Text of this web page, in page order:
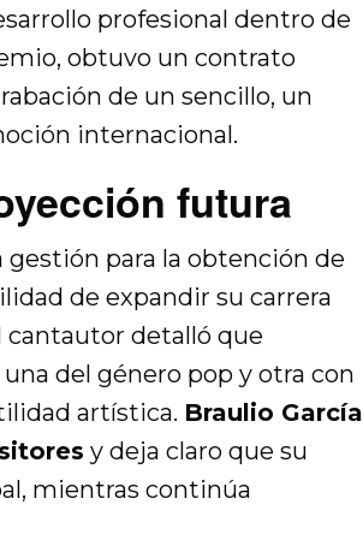
profesional dentro de
obtuvo un contrato
de un sencillo, un
internacional.
futura
para la obtención de
de expandir su carrera
cantautor detalló que
del género pop y otra con
artística. Braulio García
y deja claro que su
mientras continúa